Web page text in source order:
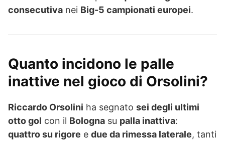
consecutiva nei Big-5 campionati europei.
Quanto incidono le palle
inattive nel gioco di Orsolini?
Riccardo Orsolini ha segnato sei degli ultimi
otto gol con il Bologna su palla inattiva:
quattro su rigore e due da rimessa laterale, tanti